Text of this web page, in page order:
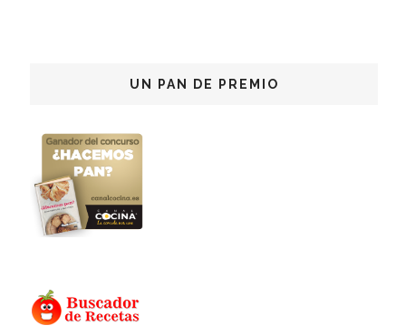
UN PAN DE PREMIO